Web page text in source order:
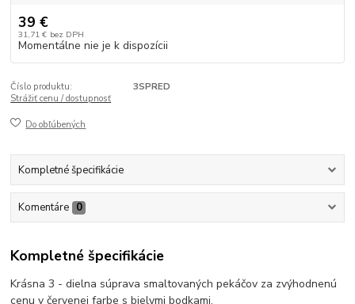
39 €
31,71 € bez DPH
Momentálne nie je k dispozícii
Číslo produktu:
3SPRED
Strážiť cenu / dostupnosť
Do obľúbených
Kompletné špecifikácie
Komentáre 0
Kompletné špecifikácie
Krásna 3 - dielna súprava smaltovaných pekáčov za zvýhodnenú
cenu v červenej farbe s bielymi bodkami.